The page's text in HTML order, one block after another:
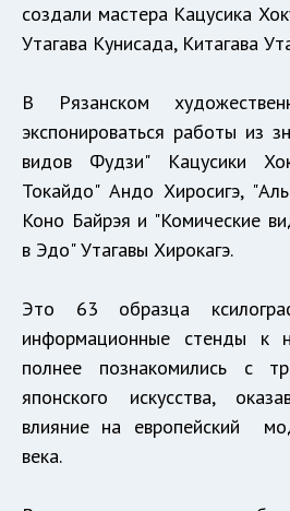
создали мастера Кацусика
Утагава Кунисада, Китагава
В Рязанском
экспонироваться работы из
видов Фудзи" Кацусики
Токайдо" Андо Хиросигэ,
Коно Байрэя и "Комические
в Эдо" Утагавы Хирокагэ.
Это 63 образца
информационные стенды к
полнее познакомились с
японского искусства,
влияние на европейский
века.